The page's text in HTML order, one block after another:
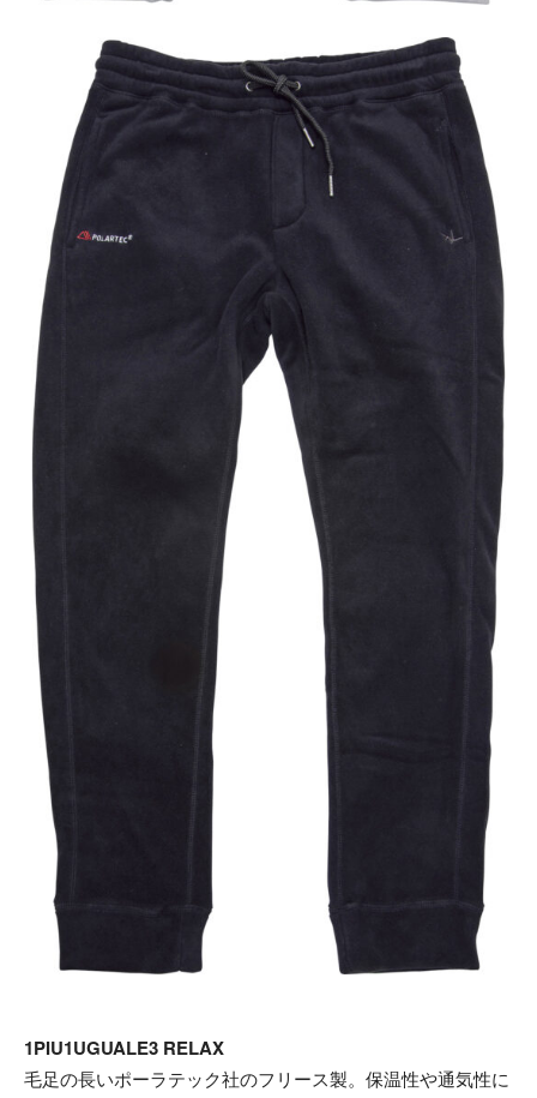
1PIU1UGUALE3 RELAX
毛足の長いポーラテック社のフリース製。保温性や通気性に